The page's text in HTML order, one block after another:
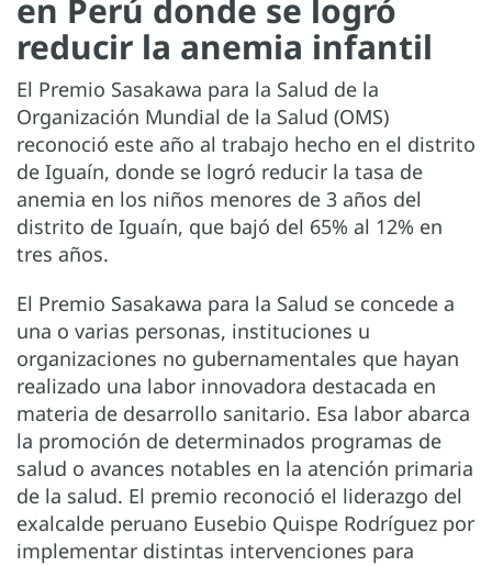
en Perú donde se logró
reducir la anemia infantil
El Premio Sasakawa para la Salud de la
Organización Mundial de la Salud (OMS)
reconoció este año al trabajo hecho en el distrito
de Iguaín, donde se logró reducir la tasa de
anemia en los niños menores de 3 años del
distrito de Iguaín, que bajó del 65% al 12% en
tres años.
El Premio Sasakawa para la Salud se concede a
una o varias personas, instituciones u
organizaciones no gubernamentales que hayan
realizado una labor innovadora destacada en
materia de desarrollo sanitario. Esa labor abarca
la promoción de determinados programas de
salud o avances notables en la atención primaria
de la salud. El premio reconoció el liderazgo del
exalcalde peruano Eusebio Quispe Rodríguez por
implementar distintas intervenciones para